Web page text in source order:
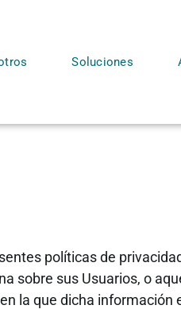
Soluciones
políticas de
sobre sus Usuarios, o
la que dicha información